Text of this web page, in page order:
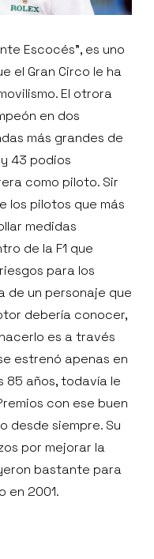
Escocés”, es uno
el Gran Circo le ha
El otrora
en dos
más grandes de
43 podios
como piloto. Sir
los pilotos que más
medidas
de la F1 que
para los
un personaje que
debería conocer,
es a través
estrenó apenas en
85 años, todavía le
con ese buen
desde siempre. Su
por mejorar la
bastante para
en 2001.